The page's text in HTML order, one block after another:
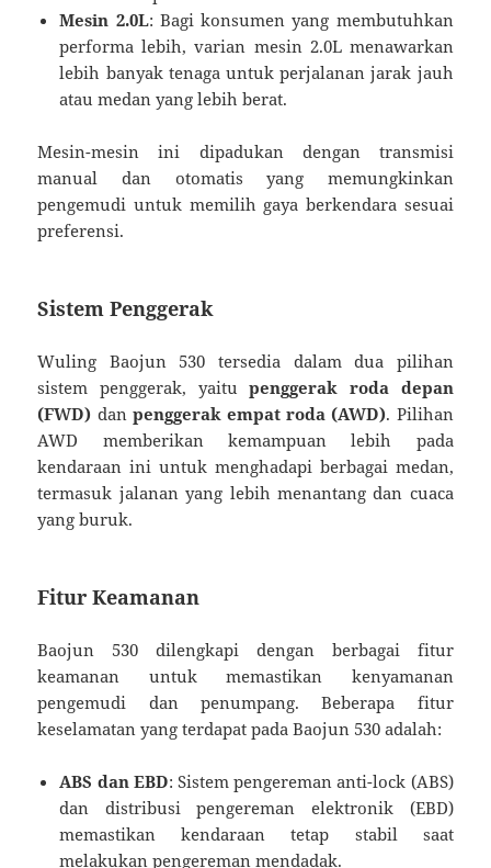
Mesin 2.0L: Bagi konsumen yang membutuhkan
performa lebih, varian mesin 2.0L menawarkan
lebih banyak tenaga untuk perjalanan jarak jauh
atau medan yang lebih berat.
Mesin-mesin ini dipadukan dengan transmisi
manual dan otomatis yang memungkinkan
pengemudi untuk memilih gaya berkendara sesuai
preferensi.
Sistem Penggerak
Wuling Baojun 530 tersedia dalam dua pilihan
sistem penggerak, yaitupenggerak roda depan
(FWD) dan penggerak empat roda (AWD). Pilihan
AWD memberikan kemampuan lebih pada
kendaraan ini untuk menghadapi berbagai medan,
termasuk jalanan yang lebih menantang dan cuaca
yang buruk.
Fitur Keamanan
Baojun 530 dilengkapi dengan berbagai fitur
keamanan untuk memastikan kenyamanan
pengemudi dan penumpang. Beberapa fitur
keselamatan yang terdapat pada Baojun 530 adalah:
ABS dan EBD: Sistem pengereman anti-lock (ABS)
dan distribusi pengereman elektronik (EBD)
memastikan kendaraan tetap stabil saat
melakukan pengereman mendadak.